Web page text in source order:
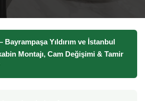
Yıldırım ve İstanbul
Montajı, Cam Değişimi & Tamir